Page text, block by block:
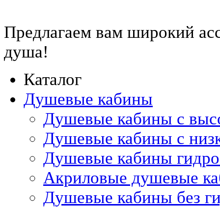
Предлагаем вам широкий
душа!
Каталог
Душевые кабины
Душевые кабины с
Душевые кабины с
Душевые кабины
Акриловые душевые
Душевые кабины без